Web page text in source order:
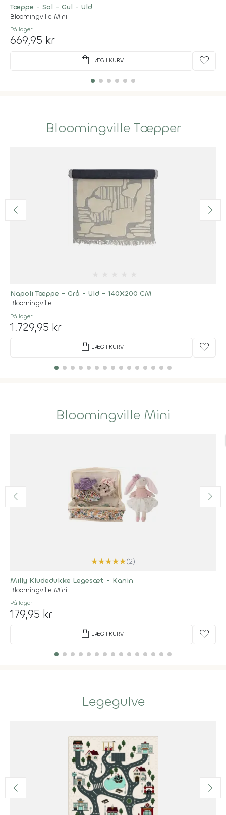
Tæppe - Sol - Gul - Uld
Bloomingville Mini
På lager
669,95 kr
shopping_bag LÆG I KURV favorite
Bloomingville Tæpper
Napoli Tæppe - Grå - Uld - 140X200 CM
Bloomingville
På lager
1.729,95 kr
shopping_bag LÆG I KURV favorite
Bloomingville Mini
★★★★★(2)
Milly Kludedukke Legesæt - Kanin
Bloomingville Mini
På lager
179,95 kr
shopping_bag LÆG I KURV favorite
Legegulve